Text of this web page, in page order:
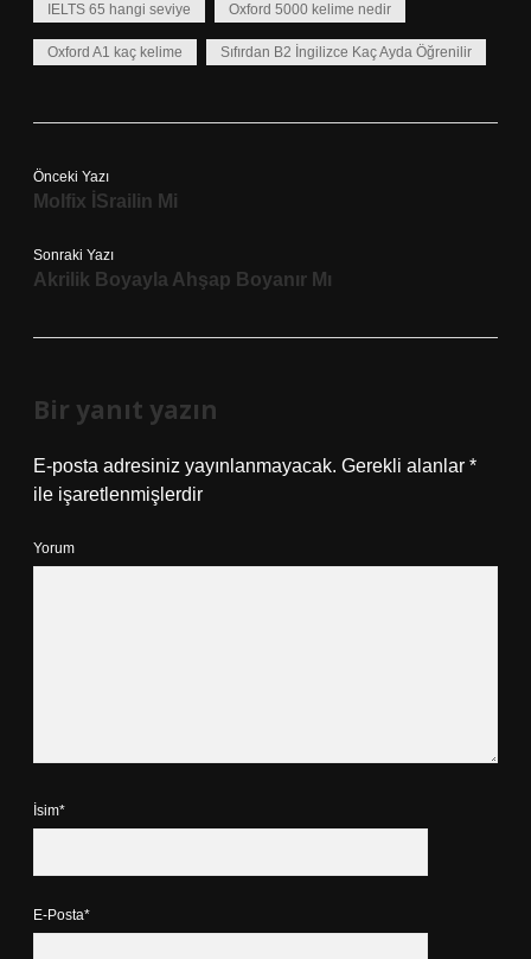
IELTS 65 hangi seviye Oxford 5000 kelime nedir
Oxford A1 kaç kelime Sıfırdan B2 İngilizce Kaç Ayda Öğrenilir
Önceki Yazı
Molfix İSrailin Mi
Sonraki Yazı
Akrilik Boyayla Ahşap Boyanır Mı
Bir yanıt yazın
E-posta adresiniz yayınlanmayacak. Gerekli alanlar *
ile işaretlenmişlerdir
Yorum
İsim*
E-Posta*